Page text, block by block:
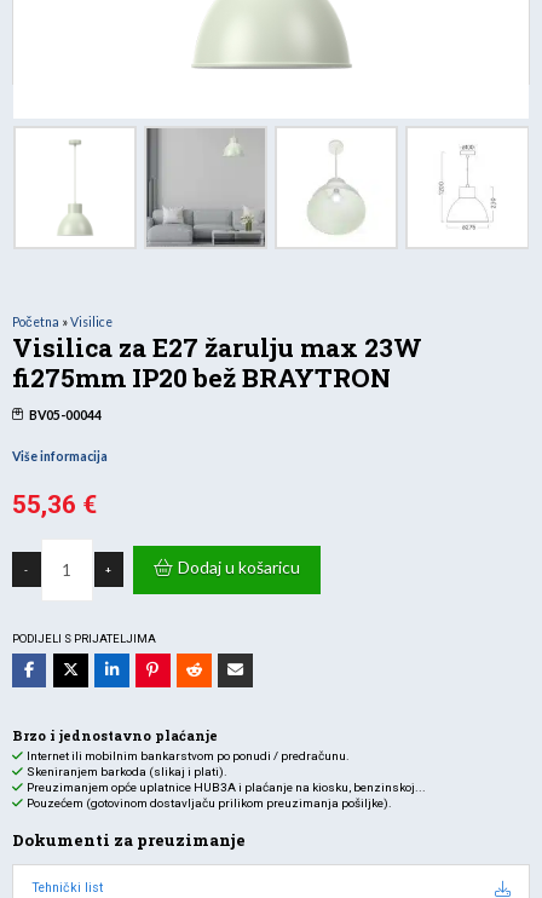
Početna »Visilice
Visilica za E27 žarulju max 23W
fi275mm IP20 bež BRAYTRON
BV05-00044
Više informacija
55,36 €
-
žarulju
max
IP20
BRAYTRON
količina
+ Dodaj u košaricu
PODIJELI S PRIJATELJIMA
Brzo i jednostavno plaćanje
Internet ili mobilnim bankarstvom po ponudi / predračunu.
Skeniranjem barkoda (slikaj i plati).
Preuzimanjem opće uplatnice HUB3A i plaćanje na kiosku, benzinskoj...
Pouzećem (gotovinom dostavljaču prilikom preuzimanja pošiljke).
Dokumenti za preuzimanje
Tehnički list